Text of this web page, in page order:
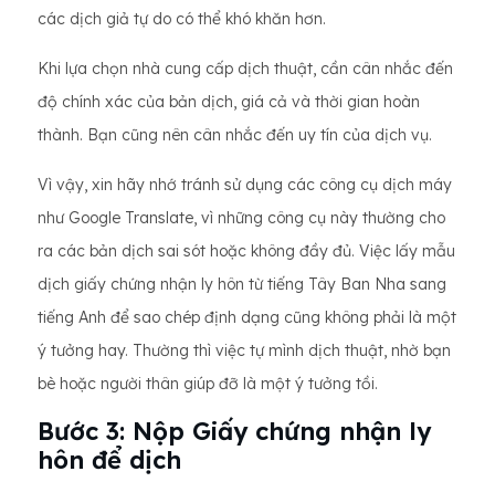
các dịch giả tự do có thể khó khăn hơn.
Khi lựa chọn nhà cung cấp dịch thuật, cần cân nhắc đến
độ chính xác của bản dịch, giá cả và thời gian hoàn
thành. Bạn cũng nên cân nhắc đến uy tín của dịch vụ.
Vì vậy, xin hãy nhớ tránh sử dụng các công cụ dịch máy
như Google Translate, vì những công cụ này thường cho
ra các bản dịch sai sót hoặc không đầy đủ. Việc lấy mẫu
dịch giấy chứng nhận ly hôn từ tiếng Tây Ban Nha sang
tiếng Anh để sao chép định dạng cũng không phải là một
ý tưởng hay. Thường thì việc tự mình dịch thuật, nhờ bạn
bè hoặc người thân giúp đỡ là một ý tưởng tồi.
Bước 3: Nộp Giấy chứng nhận ly
hôn để dịch